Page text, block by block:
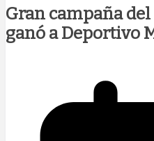
Gran campaña
ganó a Deportivo